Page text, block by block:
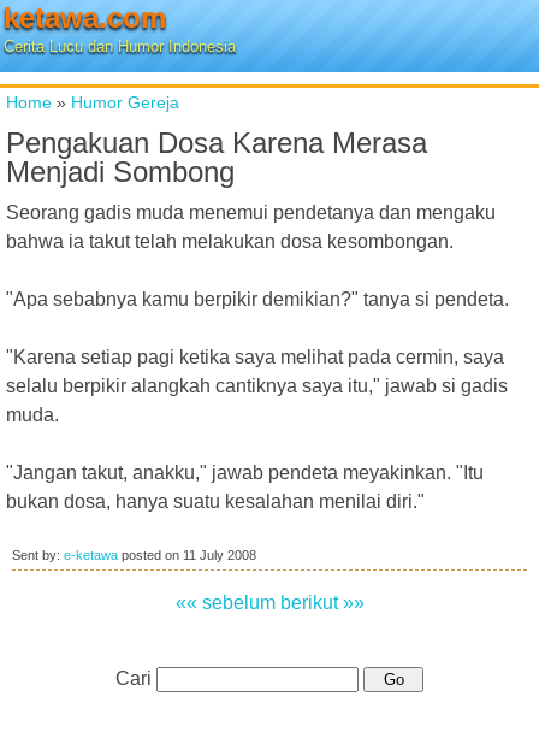
ketawa.com
Cerita Lucu dan Humor Indonesia
Home » Humor Gereja
Pengakuan Dosa Karena Merasa
Menjadi Sombong
Seorang gadis muda menemui pendetanya dan mengaku
bahwa ia takut telah melakukan dosa kesombongan.
"Apa sebabnya kamu berpikir demikian?" tanya si pendeta.
"Karena setiap pagi ketika saya melihat pada cermin, saya
selalu berpikir alangkah cantiknya saya itu," jawab si gadis
muda.
"Jangan takut, anakku," jawab pendeta meyakinkan. "Itu
bukan dosa, hanya suatu kesalahan menilai diri."
Sent by: e-ketawa posted on 11 July 2008
«« sebelum berikut »»
Cari